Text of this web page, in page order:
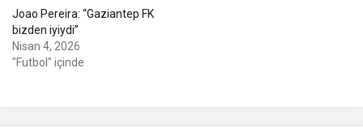
Joao Pereira: “Gaziantep FK
bizden iyiydi”
Nisan 4, 2026
"Futbol" içinde